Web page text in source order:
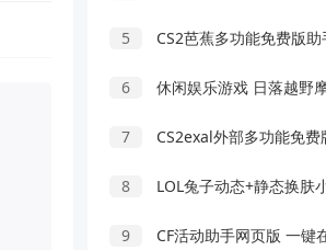
5 CS2芭蕉多功能免费版
6 休闲娱乐游戏 日落越野
7 CS2exal外部多功能免费版
8 LOL兔子动态+静态换肤小
9 CF活动助手网页版 一键